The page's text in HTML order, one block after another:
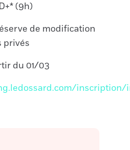
(9h)
de modification
privés
du 01/03
inscription/